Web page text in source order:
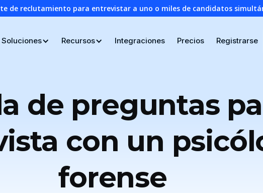
de reclutamiento para entrevistar a uno o miles de candidatos
Soluciones Recursos Integraciones Precios Registrarse
de preguntas
con un
forense